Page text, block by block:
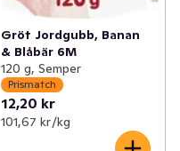
Gröt Jordgubb, Banan
& Blåbär 6M
120 g, Semper
Prismatch
12,20 kr
101,67 kr /kg